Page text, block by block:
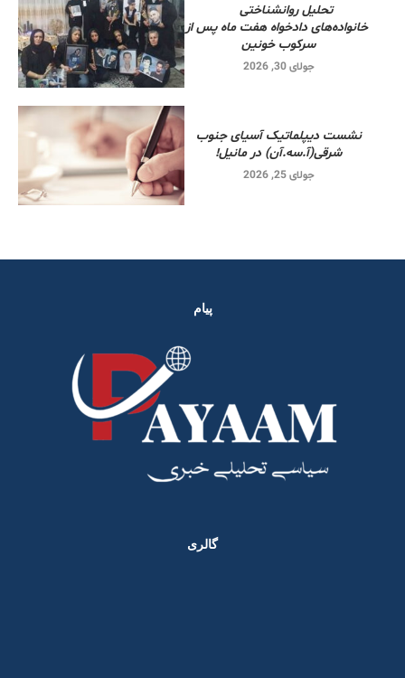
تحلیل روانشناختی
خانواده‌های دادخواه هفت ماه پس از
سرکوب خونین
جولای 30, 2026
نشست دیپلماتیک آسیای جنوب
شرقی‌(آ.سه.آن) در مانیل!
جولای 25, 2026
پیام
گالری